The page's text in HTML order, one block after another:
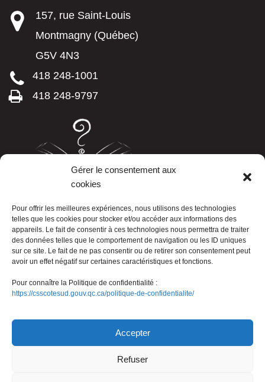
Gérer le consentement aux
cookies
Pour offrir les meilleures expériences, nous utilisons des technologies
telles que les cookies pour stocker et/ou accéder aux informations des
appareils. Le fait de consentir à ces technologies nous permettra de traiter
des données telles que le comportement de navigation ou les ID uniques
sur ce site. Le fait de ne pas consentir ou de retirer son consentement peut
avoir un effet négatif sur certaines caractéristiques et fonctions.
Pour connaître la Politique de confidentialité :
https://csscotesud.gouv.qc.ca/politique-de-confidentialite/
Accepter
Refuser
157, rue Saint-Louis
Montmagny (Québec)
G5V 4N3
418 248-1001
418 248-9797
LISTE TÉLÉPHONIQUE
Nous joindre